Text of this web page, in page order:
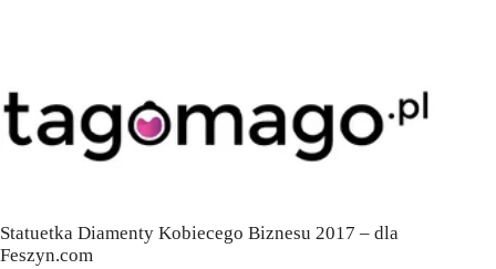
Statuetka Diamenty Kobiecego Biznesu 2017 – dla
Feszyn.com